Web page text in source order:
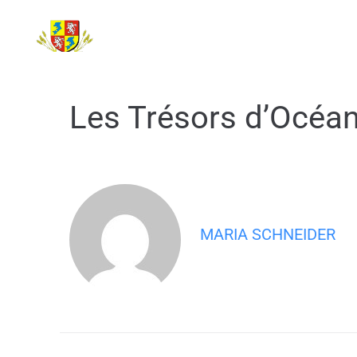
Les Trésors
MARIA SCHNEIDER